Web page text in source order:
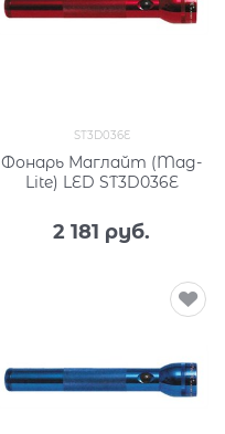
ST3D036E
Фонарь Маглайт (Mag-
Lite) LED ST3D036E
2 181 руб.